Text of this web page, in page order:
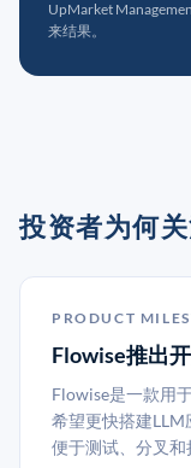
UpMarket
来结果。
投资者为何
PRODUCT
Flowise推出
Flowise是一款用
希望更快搭建
便于测试、分叉和